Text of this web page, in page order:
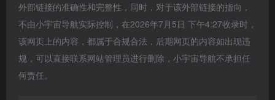
外部链接的准确性和完整性，同时，对于该外部链接的指向，
不由小宇宙导航实际控制，在2026年7月5日 下午4:27收录时，
该网页上的内容，都属于合规合法，后期网页的内容如出现违
规，可以直接联系网站管理员进行删除，小宇宙导航不承担任
何责任。